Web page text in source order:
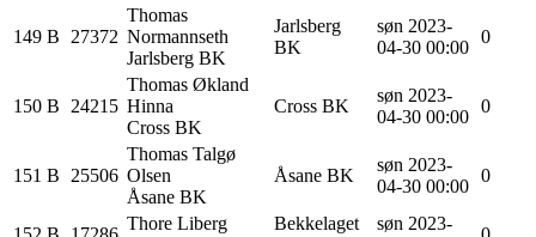
149 B 27372
Thomas
Normannseth
Jarlsberg BK
Jarlsberg
BK
søn 2023-
04-30 00:00
0
150 B 24215
Thomas Økland
Hinna
Cross BK
Cross BK
søn 2023-
04-30 00:00
0
151 B 25506
Thomas Talgø
Olsen
Åsane BK
Åsane BK
søn 2023-
04-30 00:00
0
Thore Liberg
Bekkelaget
søn 2023-